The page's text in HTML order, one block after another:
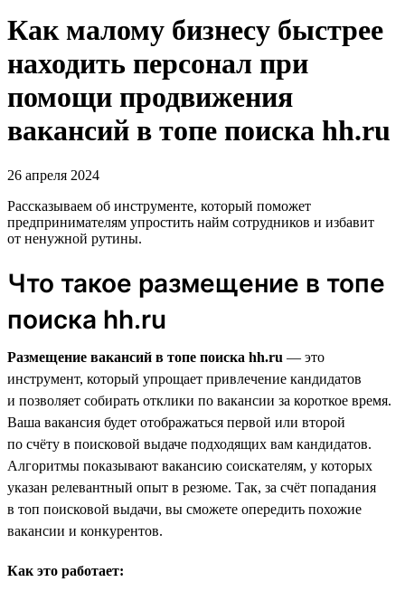
Как малому бизнесу быстрее
находить персонал при
помощи продвижения
вакансий в топе поиска hh.ru
26 апреля 2024
Рассказываем об инструменте, который поможет
предпринимателям упростить найм сотрудников и избавит
от ненужной рутины.
Что такое размещение в топе
поиска hh.ru
Размещение вакансий в топе поиска hh.ru — это
инструмент, который упрощает привлечение кандидатов
и позволяет собирать отклики по вакансии за короткое время.
Ваша вакансия будет отображаться первой или второй
по счёту в поисковой выдаче подходящих вам кандидатов.
Алгоритмы показывают вакансию соискателям, у которых
указан релевантный опыт в резюме. Так, за счёт попадания
в топ поисковой выдачи, вы сможете опередить похожие
вакансии и конкурентов.
Как это работает: